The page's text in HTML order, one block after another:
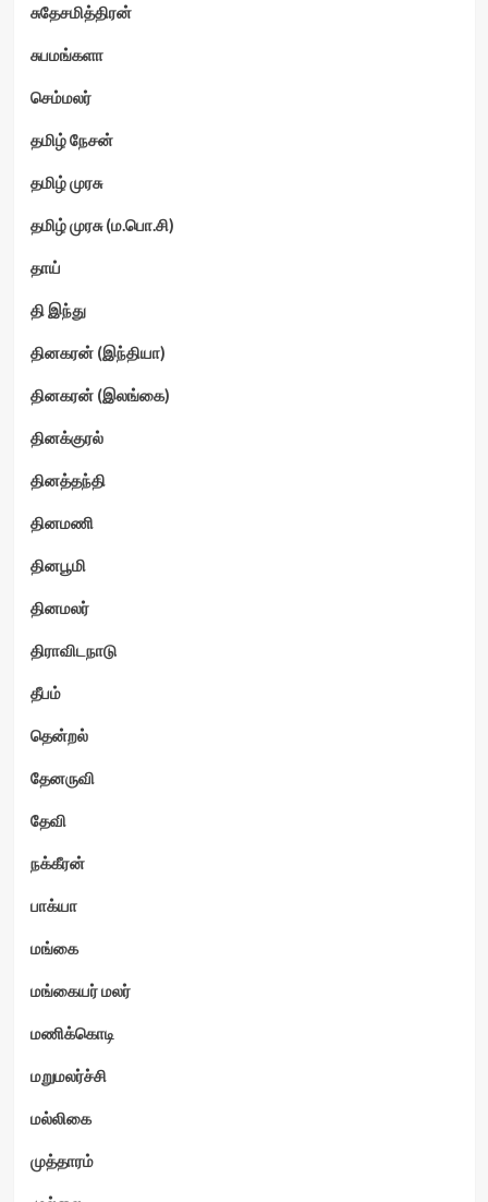
சுதேசமித்திரன்
சுபமங்களா
செம்மலர்
தமிழ் நேசன்
தமிழ் முரசு
தமிழ் முரசு (ம.பொ.சி)
தாய்
தி இந்து
தினகரன் (இந்தியா)
தினகரன் (இலங்கை)
தினக்குரல்
தினத்தந்தி
தினமணி
தினபூமி
தினமலர்
திராவிடநாடு
தீபம்
தென்றல்
தேனருவி
தேவி
நக்கீரன்
பாக்யா
மங்கை
மங்கையர் மலர்
மணிக்கொடி
மறுமலர்ச்சி
மல்லிகை
முத்தாரம்